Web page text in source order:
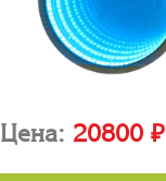
Цена: 20800 ₽